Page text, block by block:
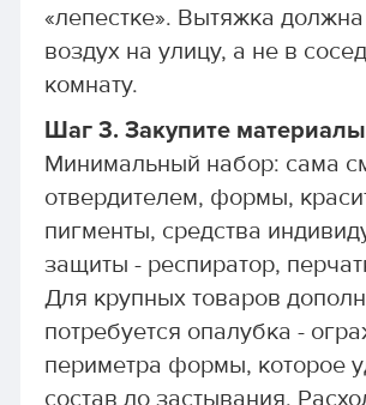
«лепестке». Вытяжка
воздух на улицу, а не в
комнату.
Шаг 3. Закупите
Минимальный набор: сама
отвердителем, формы,
пигменты, средства
защиты - респиратор,
Для крупных товаров
потребуется опалубка -
периметра формы, которое
состав до застывания.